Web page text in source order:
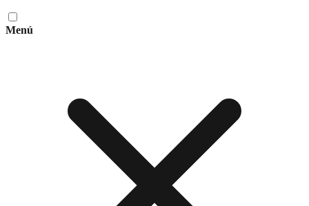
Menú